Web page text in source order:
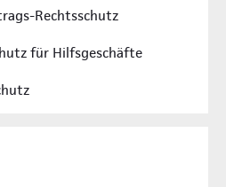
Rechtsschutz
für Hilfsgeschäfte